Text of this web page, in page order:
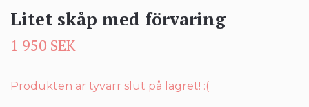
Litet skåp med förvaring
1 950 SEK
Produkten är tyvärr slut på lagret! :(